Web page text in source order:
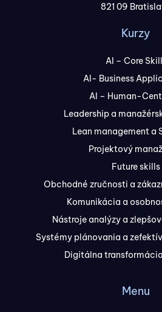
821 09
Kurzy
AI – Core
AI- Business
AI – Human-
Leadership a
Lean management a
Projektový
Future skills
Obchodné zručnosti a
Komunikácia a
Nástroje analýzy a
Systémy plánovania a
Digitálna
Menu